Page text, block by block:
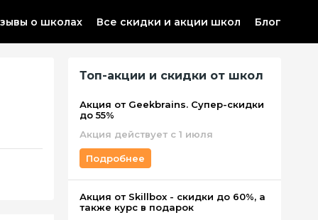
о школах Все скидки и акции школ Блог
Топ-акции и скидки от школ
Акция от Geekbrains. Супер-скидки
до 55%
Акция действует с 1 июля
Подробнее
Акция от Skillbox - скидки до 60%, а
также курс в подарок